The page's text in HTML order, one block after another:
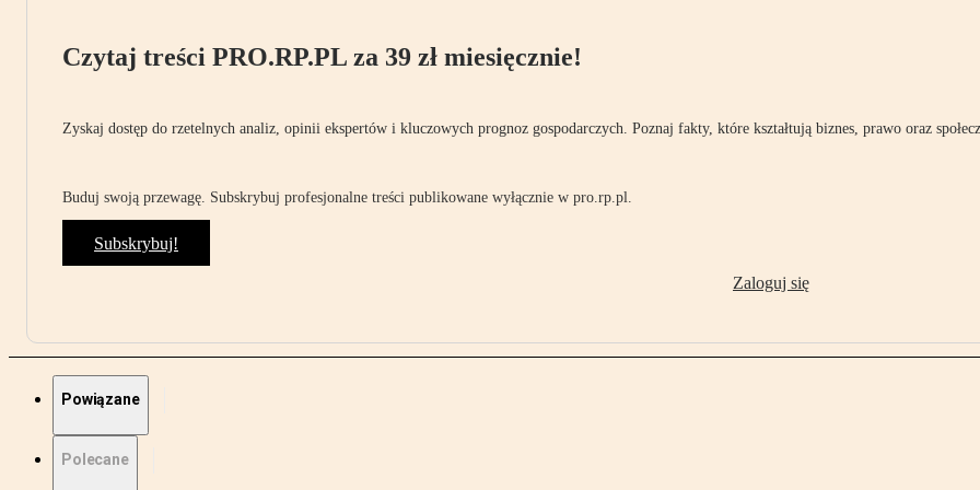
Czytaj treści PRO.RP.PL za 39 zł miesięcznie!
Zyskaj dostęp do rzetelnych analiz, opinii ekspertów i kluczowych prognoz gospodarczych. Poznaj fakty, które kształtują biznes, prawo oraz
Buduj swoją przewagę. Subskrybuj profesjonalne treści publikowane wyłącznie w pro.rp.pl.
Subskrybuj!
Zaloguj się
Powiązane
Polecane